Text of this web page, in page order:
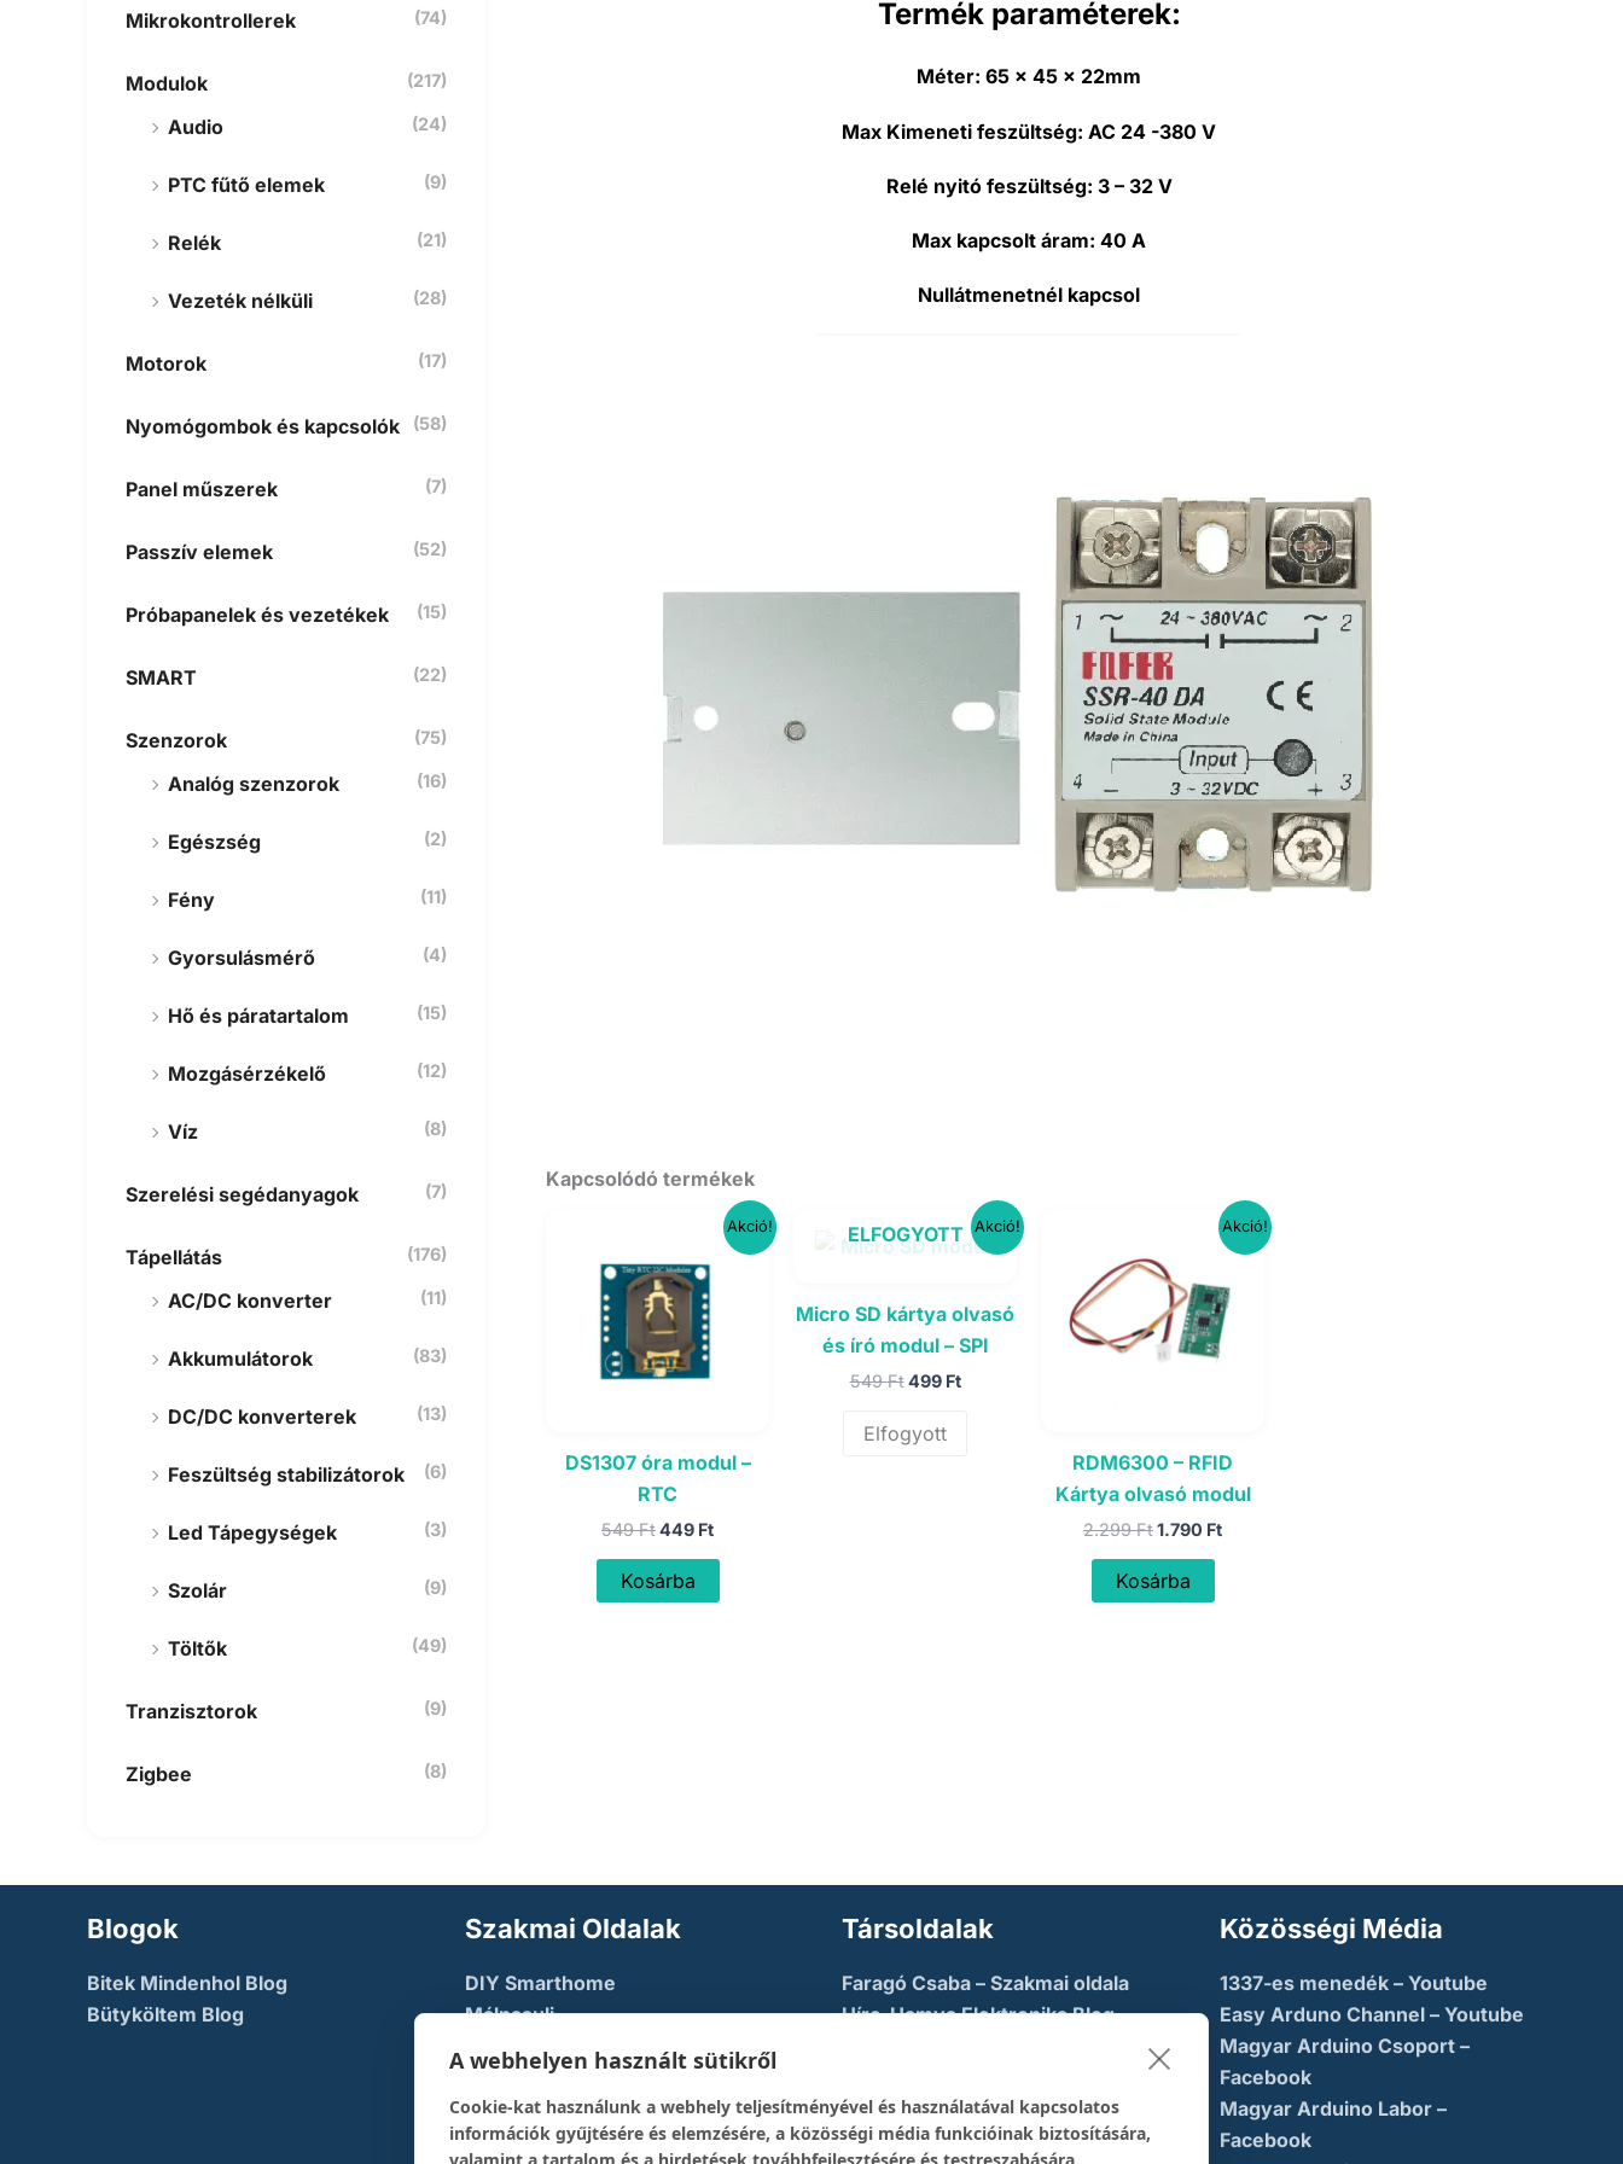
Mikrokontrollerek (74)
Modulok (217)
Audio (24)
PTC fűtő elemek (9)
Relék (21)
Vezeték nélküli (28)
Motorok (17)
Nyomógombok és kapcsolók (58)
Panel műszerek (7)
Passzív elemek (52)
Próbapanelek és vezetékek (15)
SMART (22)
Szenzorok (75)
Analóg szenzorok (16)
Egészség (2)
Fény (11)
Gyorsulásmérő (4)
Hő és páratartalom (15)
Mozgásérzékelő (12)
Víz (8)
Szerelési segédanyagok (7)
Tápellátás (176)
AC/DC konverter (11)
Akkumulátorok (83)
DC/DC konverterek (13)
Feszültség stabilizátorok (6)
Led Tápegységek (3)
Szolár (9)
Töltők (49)
Tranzisztorok (9)
Zigbee (8)
Termék paraméterek:
Méter: 65 x 45 x 22mm
Max Kimeneti feszültség: AC 24 -380 V
Relé nyitó feszültség: 3 – 32 V
Max kapcsolt áram: 40 A
Nullátmenetnél kapcsol
Kapcsolódó termékek
Akció!
DS1307 óra modul –
RTC
549FtOriginal
was:
549 Ft.
449 FtCurrent
Kosárba
Akció!
ELFOGYOTT
Micro SD kártya olvasó
és író modul – SPI
549Ft Original
was:
549 Ft.
499 FtCurrent
Elfogyott
Akció!
RDM6300 – RFID
Kártya olvasó modul
2.299FtOriginal
was:
2.299 Ft.
1.790 FtCurrent
Kosárba
Blogok
Bitek Mindenhol Blog
Bütyköltem Blog
Szakmai Oldalak
DIY Smarthome
Málnasuli
NodeMcu AZURE
TechFactory
The Developer Guy – Képzési
pont
Társoldalak
Faragó Csaba – Szakmai oldala
Híre-Hamva Elektronika Blog
oldala
Robotika Pécs – Alapítvány
Közösségi Média
1337-es menedék – Youtube
Easy Arduno Channel – Youtube
Magyar Arduino Csoport –
Facebook
Magyar Arduino Labor –
Facebook
A webhelyen használt sütikről
Cookie-kat használunk a webhely teljesítményével és használatával kapcsolatos
információk gyűjtésére és elemzésére, a közösségi média funkcióinak biztosítására,